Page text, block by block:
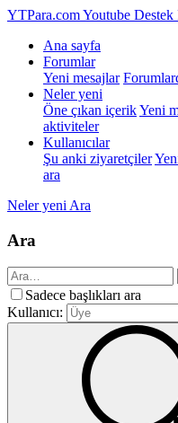
YTPara.comYoutube Destek
Ana sayfa
Forumlar
Yeni mesajlar
Neler yeni
Öne çıkan içerikYeni
aktiviteler
Kullanıcılar
Şu anki ziyaretçiler
ara
Neler yeni Ara
Ara
Sadece başlıkları ara
Kullanıcı: